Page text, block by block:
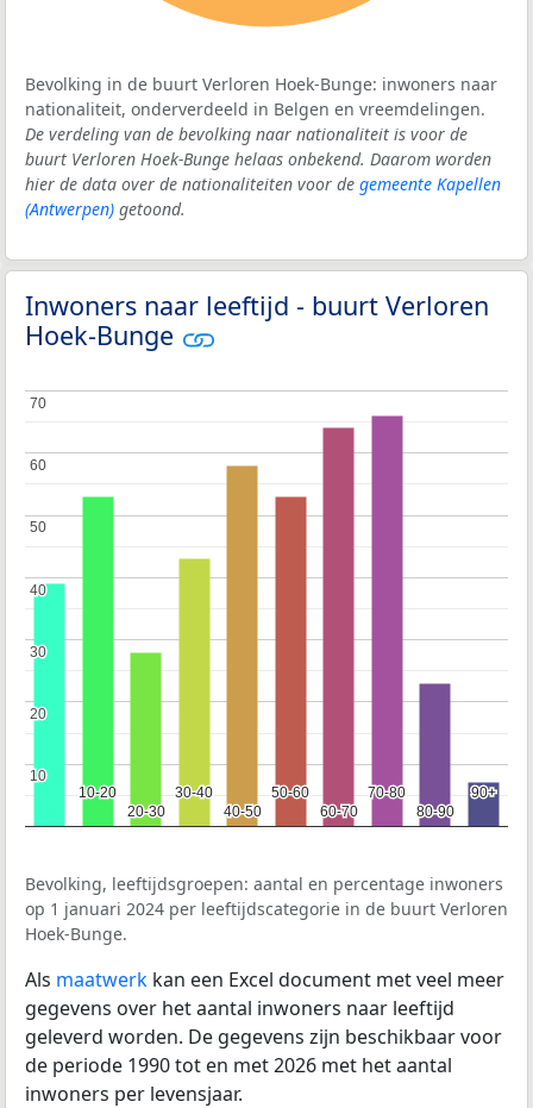
Bevolking in de buurt Verloren Hoek-Bunge: inwoners naar
nationaliteit, onderverdeeld in Belgen en vreemdelingen.
De verdeling van de bevolking naar nationaliteit is voor de
buurt Verloren Hoek-Bunge helaas onbekend. Daarom worden
hier de data over de nationaliteiten voor de gemeente Kapellen
(Antwerpen) getoond.
Inwoners naar leeftijd - buurt Verloren
Hoek-Bunge
10-20
10-20
20-30
20-30
30-40
30-40
40-50
40-50
50-60
50-60
60-70
60-70
70-80
70-80
80-90
80-90
90+
90+
10
10
20
20
30
30
40
40
50
50
60
60
70
70
Bevolking, leeftijdsgroepen: aantal en percentage inwoners
op 1 januari 2024 per leeftijdscategorie in de buurt Verloren
Hoek-Bunge.
Als maatwerk kan een Excel document met veel meer
gegevens over het aantal inwoners naar leeftijd
geleverd worden. De gegevens zijn beschikbaar voor
de periode 1990 tot en met 2026 met het aantal
inwoners per levensjaar.